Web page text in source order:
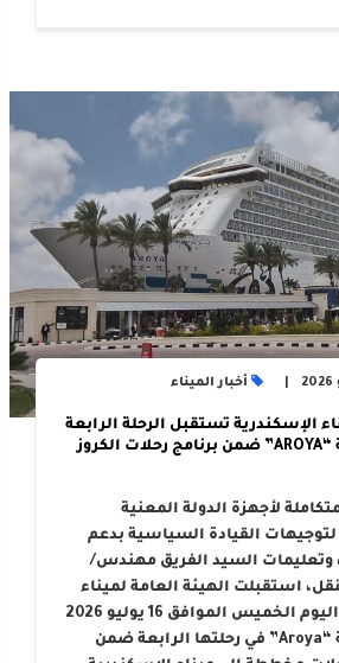
أخبار الميناء
الإسكندرية تستقبل الرحلة الرابعة
للسفينة السياحية “AROYA” ضمن برنامج رحلات الكروز
لأجهزة الدولة المعنية
لتوجيهات القيادة السياسية بدعم
وتعليمات السيد الفريق مهندس/
استقبلت الهيئة العامة لميناء
الإسكندرية صباح اليوم الخميس الموافق 16 يوليو 2026
السفينة السياحية “Aroya” في رحلتها الرابعة ضمن